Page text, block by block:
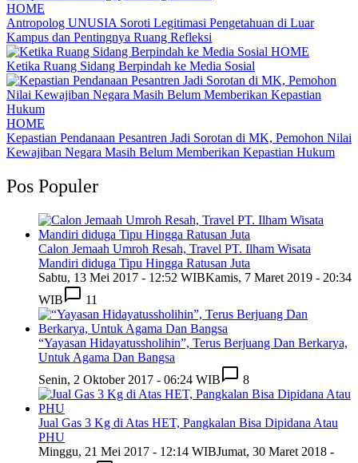
HOME
Antropolog UNUSIA Soroti Legitimasi Pengetahuan di Luar
Kampus dan Pentingnya Ruang Refleksi
HOME
Ketika Ruang Sidang Berpindah ke Media Sosial
HOME
Kepastian Pendanaan Pesantren Jadi Sorotan di MK, Pemohon Nilai
Kewajiban Negara Masih Belum Memberikan Kepastian Hukum
Pos Populer
Calon Jemaah Umroh Resah, Travel PT. Ilham Wisata
Mandiri diduga Tipu Hingga Ratusan Juta
Sabtu, 13 Mei 2017 - 12:52 WIBKamis, 7 Maret 2019 - 20:34
WIB
11
“Yayasan Hidayatussholihin”, Terus Berjuang Dan Berkarya,
Untuk Agama Dan Bangsa
Senin, 2 Oktober 2017 - 06:24 WIB
8
Jual Gas 3 Kg di Atas HET, Pangkalan Bisa Dipidana Atau
PHU
Minggu, 21 Mei 2017 - 12:14 WIBJumat, 30 Maret 2018 -